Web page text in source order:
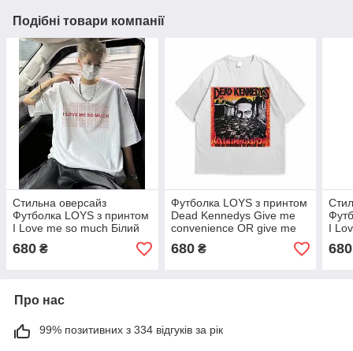
Подібні товари компанії
Cтильна оверсайз
Футболка LOYS з принтом
I Love me so much Білий
XS
680 ₴
Футболка LOYS з принтом
Dead Kennedys Give me
convenience OR give me
death Білий XS
680₴
I
XS
680
Про нас
99% позитивних з 334 відгуків за рік